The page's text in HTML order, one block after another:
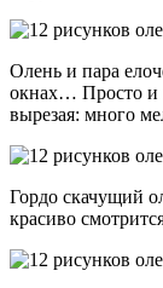
Олень и пара
окнах… Просто и
вырезая: много
Гордо скачущий
красиво